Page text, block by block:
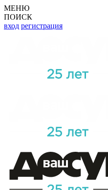
МЕНЮ
ПОИСК
вход регистрация